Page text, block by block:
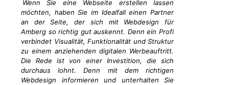
Wenn Sie eine Webseite erstellen lassen
möchten, haben Sie im Idealfall einen Partner
an der Seite, der sich mit Webdesign für
Amberg so richtig gut auskennt. Denn ein Profi
verbindet Visualität, Funktionalität und Struktur
zu einem anziehenden digitalen Werbeauftritt.
Die Rede ist von einer Investition, die sich
durchaus lohnt. Denn mit dem richtigen
Webdesign informieren und unterhalten Sie